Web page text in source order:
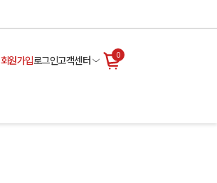
회원가입로그인고객센터 0